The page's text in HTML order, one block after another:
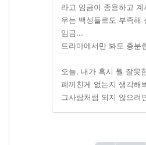
라고 임금이 종용하고
우는 백성들로도 부족해
임금...
드라마에서만 봐도 충분
오늘, 내가 혹시 뭘 잘못
폐끼친게 없는지 생각해
그사람처럼 되지 않으려